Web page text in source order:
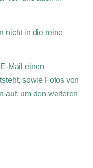
nicht in die reine
Mail einen
sowie Fotos von
auf, um den weiteren